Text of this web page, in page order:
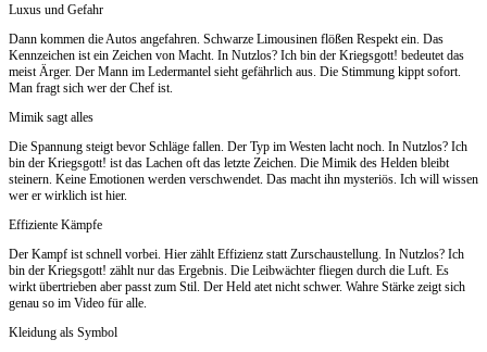
Luxus und Gefahr
Dann kommen die Autos angefahren. Schwarze Limousinen flößen Respekt ein. Das
Kennzeichen ist ein Zeichen von Macht. In Nutzlos? Ich bin der Kriegsgott! bedeutet das
meist Ärger. Der Mann im Ledermantel sieht gefährlich aus. Die Stimmung kippt sofort.
Man fragt sich wer der Chef ist.
Mimik sagt alles
Die Spannung steigt bevor Schläge fallen. Der Typ im Westen lacht noch. In Nutzlos? Ich
bin der Kriegsgott! ist das Lachen oft das letzte Zeichen. Die Mimik des Helden bleibt
steinern. Keine Emotionen werden verschwendet. Das macht ihn mysteriös. Ich will wissen
wer er wirklich ist hier.
Effiziente Kämpfe
Der Kampf ist schnell vorbei. Hier zählt Effizienz statt Zurschaustellung. In Nutzlos? Ich
bin der Kriegsgott! zählt nur das Ergebnis. Die Leibwächter fliegen durch die Luft. Es
wirkt übertrieben aber passt zum Stil. Der Held atet nicht schwer. Wahre Stärke zeigt sich
genau so im Video für alle.
Kleidung als Symbol